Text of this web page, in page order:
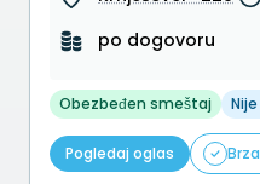
po dogovoru
Obezbeđen smeštaj
Pogledaj oglas